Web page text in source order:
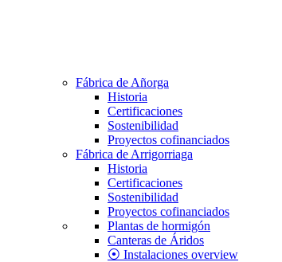
Fábrica de Añorga
Historia
Certificaciones
Sostenibilidad
Proyectos cofinanciados
Fábrica de Arrigorriaga
Historia
Certificaciones
Sostenibilidad
Proyectos cofinanciados
Plantas de hormigón
Canteras de Áridos
⦿ Instalaciones overview